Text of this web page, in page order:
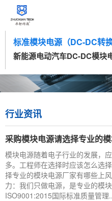
标准模块电源（DC-DC转
新能源电动汽车DC-DC模块
行业资讯
采购模块电源请选择专业的
模块电源随着电子行业的发展，
多。工程师在选择时应该怎么选
择专业的模块电源厂家有哪些上
力：我们只做电源，是专业的模
ISO9001:2015国际标准质量管理